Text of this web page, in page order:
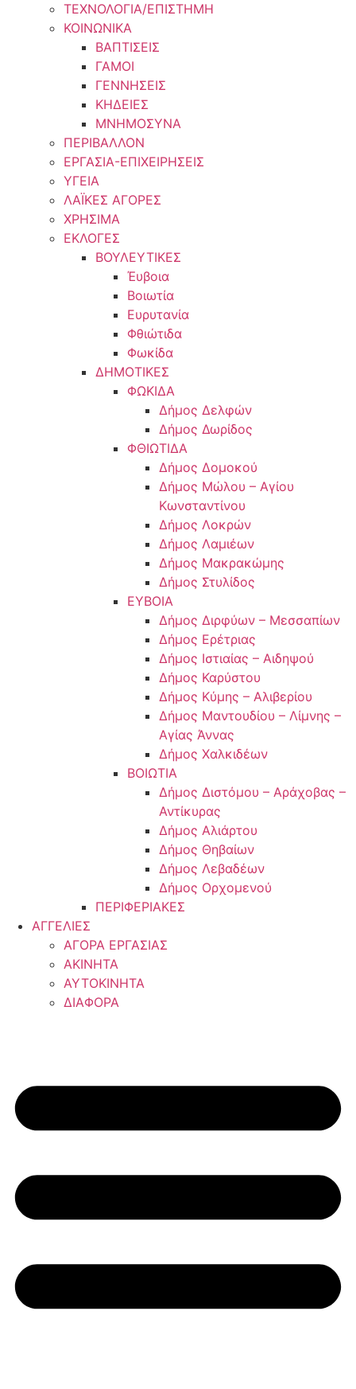
ΤΕΧΝΟΛΟΓΙΑ/ΕΠΙΣΤΗΜΗ
ΚΟΙΝΩΝΙΚΑ
ΒΑΠΤΙΣΕΙΣ
ΓΑΜΟΙ
ΓΕΝΝΗΣΕΙΣ
ΚΗΔΕΙΕΣ
ΜΝΗΜΟΣΥΝΑ
ΠΕΡΙΒΑΛΛΟΝ
ΕΡΓΑΣΙΑ-ΕΠΙΧΕΙΡΗΣΕΙΣ
ΥΓΕΙΑ
ΛΑΪΚΕΣ ΑΓΟΡΕΣ
ΧΡΗΣΙΜΑ
ΕΚΛΟΓΕΣ
ΒΟΥΛΕΥΤΙΚΕΣ
Έυβοια
Βοιωτία
Ευρυτανία
Φθιώτιδα
Φωκίδα
ΔΗΜΟΤΙΚΕΣ
ΦΩΚΙΔΑ
Δήμος Δελφών
Δήμος Δωρίδος
ΦΘΙΩΤΙΔΑ
Δήμος Δομοκού
Δήμος Μώλου – Αγίου
Κωνσταντίνου
Δήμος Λοκρών
Δήμος Λαμιέων
Δήμος Μακρακώμης
Δήμος Στυλίδος
ΕΥΒΟΙΑ
Δήμος Διρφύων – Μεσσαπίων
Δήμος Ερέτριας
Δήμος Ιστιαίας – Αιδηψού
Δήμος Καρύστου
Δήμος Κύμης – Αλιβερίου
Δήμος Μαντουδίου – Λίμνης –
Αγίας Άννας
Δήμος Χαλκιδέων
ΒΟΙΩΤΙΑ
Δήμος Διστόμου – Αράχοβας –
Αντίκυρας
Δήμος Αλιάρτου
Δήμος Θηβαίων
Δήμος Λεβαδέων
Δήμος Ορχομενού
ΠΕΡΙΦΕΡΙΑΚΕΣ
ΑΓΓΕΛΙΕΣ
ΑΓΟΡΑ ΕΡΓΑΣΙΑΣ
ΑΚΙΝΗΤΑ
ΑΥΤΟΚΙΝΗΤΑ
ΔΙΑΦΟΡΑ